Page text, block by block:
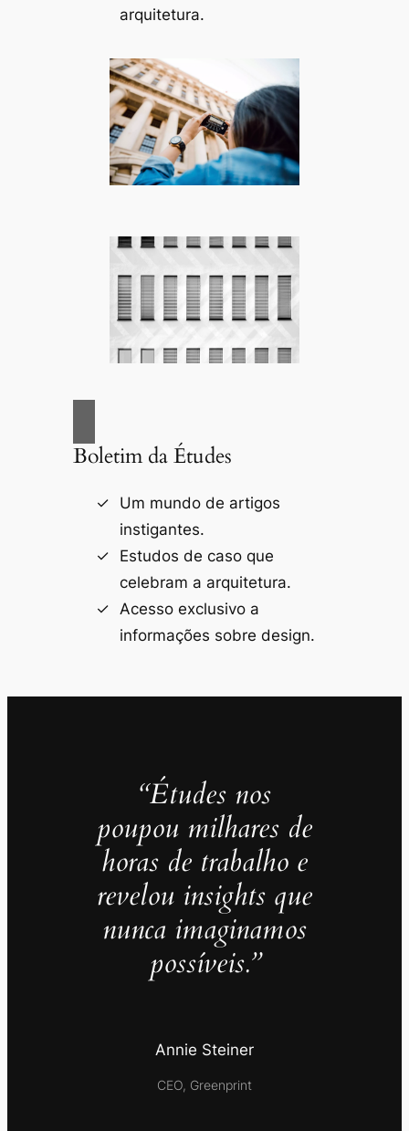
arquitetura.
Boletim da Études
Um mundo de artigos
instigantes.
Estudos de caso que
celebram a arquitetura.
Acesso exclusivo a
informações sobre design.
“Études nos
poupou milhares de
horas de trabalho e
revelou insights que
nunca imaginamos
possíveis.”
Annie Steiner
CEO, Greenprint